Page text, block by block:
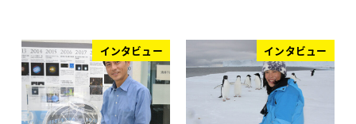
インタビュー インタビュー